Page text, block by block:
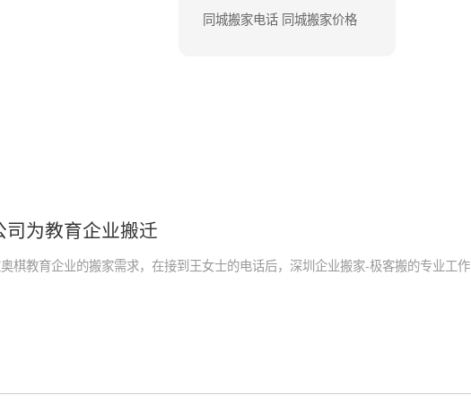
同城搬家电话 同城搬家价格
司为教育企业搬迁
棋教育企业的搬家需求，在接到王女士的电话后，深圳企业搬家-极客搬的专业工作